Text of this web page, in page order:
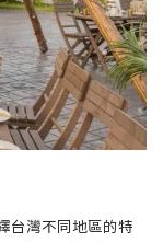
台灣不同地區的特